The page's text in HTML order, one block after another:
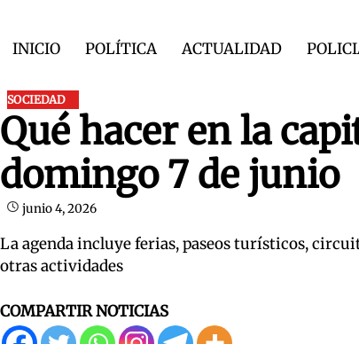
content
INICIO POLÍTICA ACTUALIDAD
SOCIEDAD
Qué hacer en la
domingo 7 de junio
junio 4, 2026
La agenda incluye ferias, paseos turísticos,
otras actividades
COMPARTIR NOTICIAS